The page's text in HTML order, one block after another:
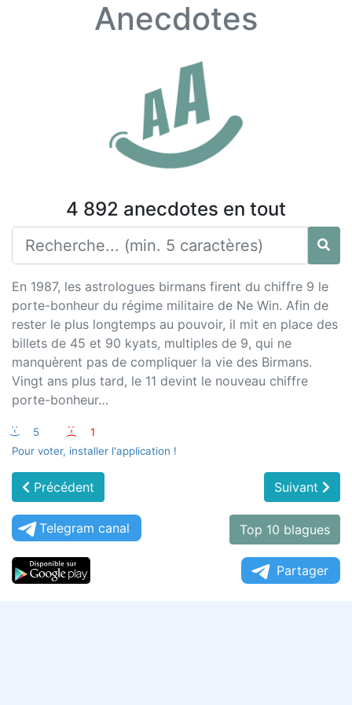
Anecdotes
4 892 anecdotes en tout
En 1987, les astrologues birmans firent du chiffre 9 le
porte-bonheur du régime militaire de Ne Win. Afin de
rester le plus longtemps au pouvoir, il mit en place des
billets de 45 et 90 kyats, multiples de 9, qui ne
manquèrent pas de compliquer la vie des Birmans.
Vingt ans plus tard, le 11 devint le nouveau chiffre
porte-bonheur…
:-) 5 :-(
1
Pour voter, installer l'application !
Précédent Suivant
Telegram canal Top 10 blagues
Partager